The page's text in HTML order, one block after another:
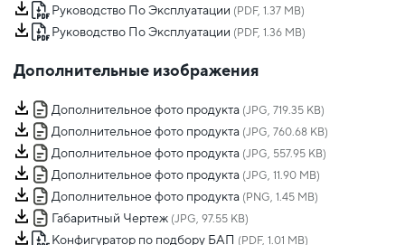
Руководство По Эксплуатации (PDF, 1.37 MB)
Руководство По Эксплуатации (PDF, 1.36 MB)
Дополнительные изображения
Дополнительное фото продукта (JPG, 719.35 KB)
Дополнительное фото продукта (JPG, 760.68 KB)
Дополнительное фото продукта (JPG, 557.95 KB)
Дополнительное фото продукта (JPG, 11.90 MB)
Дополнительное фото продукта (PNG, 1.45 MB)
Габаритный Чертеж (JPG, 97.55 KB)
Конфигуратор по подбору БАП (PDF, 1.01 MB)